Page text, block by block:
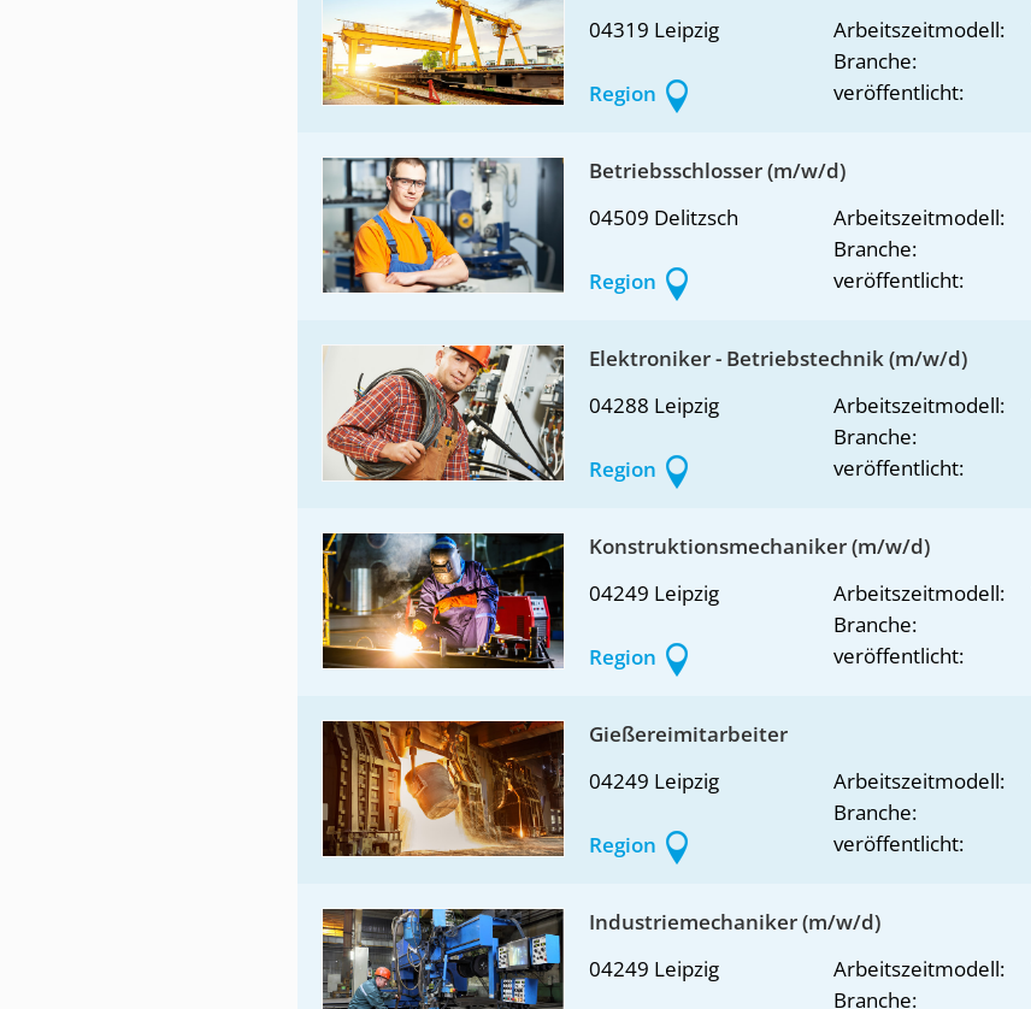
04319 Leipzig
Arbeitszeitmodell:
Branche:
veröffentlicht:
Region
Betriebsschlosser (m/w/d)
04509 Delitzsch
Arbeitszeitmodell:
Branche:
veröffentlicht:
Region
Elektroniker - Betriebstechnik (m/w/d)
04288 Leipzig
Arbeitszeitmodell:
Branche:
veröffentlicht:
Region
Konstruktionsmechaniker (m/w/d)
04249 Leipzig
Arbeitszeitmodell:
Branche:
veröffentlicht:
Region
Gießereimitarbeiter
04249 Leipzig
Arbeitszeitmodell:
Branche:
veröffentlicht:
Region
Industriemechaniker (m/w/d)
04249 Leipzig
Arbeitszeitmodell:
Branche: